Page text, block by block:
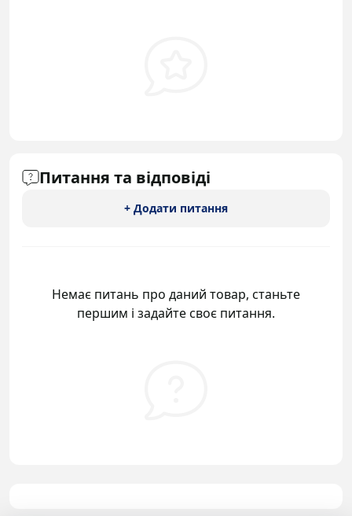
Питання та відповіді
+ Додати питання
Немає питань про даний товар, станьте
першим і задайте своє питання.